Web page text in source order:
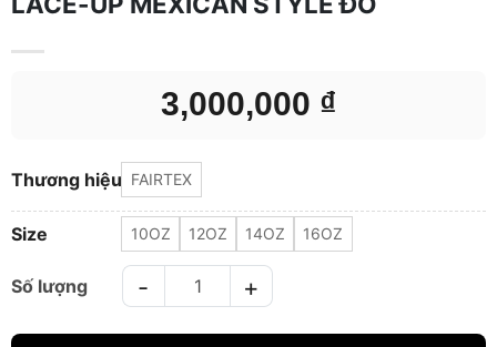
3,000,000 ₫
Thương hiệu FAIRTEX
Size 10OZ 12OZ 14OZ 16OZ
GĂNG TAY BOXING FAIRTEX BGL7 LACE-UP MEXICAN